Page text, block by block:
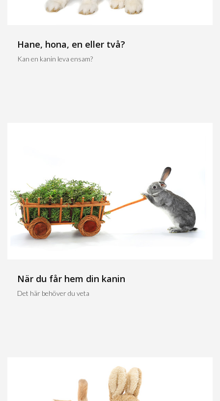
Hane, hona, en eller två?
Kan en kanin leva ensam?
När du får hem din kanin
Det här behöver du veta